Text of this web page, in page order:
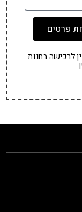
פרטים
לרכישה בחנות